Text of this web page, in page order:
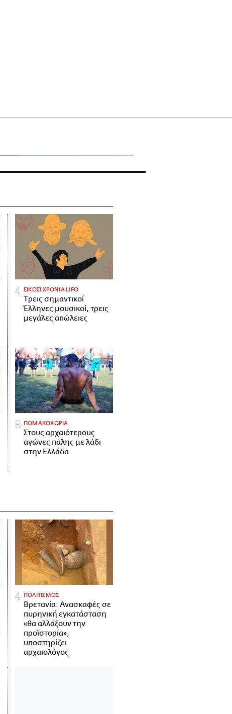
ΕΙΚΟΣΙ ΧΡΟΝΙΑ LIFO
Tρεις σημαντικοί
Έλληνες μουσικοί, τρεις
μεγάλες απώλειες
ΠΟΜΑΚΟΧΩΡΙΑ
Στους αρχαιότερους
αγώνες πάλης με λάδι
στην Ελλάδα
ΠΟΛΙΤΙΣΜΟΣ
Βρετανία: Ανασκαφές σε
πυρηνική εγκατάσταση
«θα αλλάξουν την
προϊστορία»,
υποστηρίζει
αρχαιολόγος